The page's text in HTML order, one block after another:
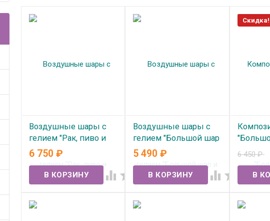
Воздушные шары с
гелием "Рак, пиво и
Большой шар" №367
В наличии
6 750 ₽
 
Воздушные шары с
гелием "Большой шар
и фонтан" №322
В наличии
5 490₽
 
Скидка!
В
6 450₽